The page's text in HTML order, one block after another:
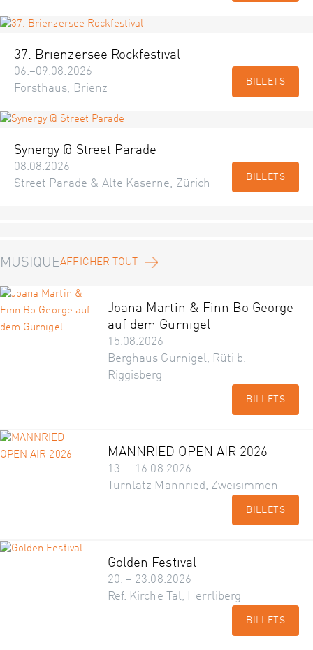
37. Brienzersee Rockfestival
06.–09.08.2026
Forsthaus, Brienz
BILLETS
Synergy @ Street Parade
08.08.2026
Street Parade & Alte Kaserne, Zürich
BILLETS
MUSIQUEAFFICHER TOUT
Joana Martin & Finn Bo George
auf dem Gurnigel
15.08.2026
Berghaus Gurnigel, Rüti b.
Riggisberg
BILLETS
MANNRIED OPEN AIR 2026
13. – 16.08.2026
Turnlatz Mannried, Zweisimmen
BILLETS
Golden Festival
20. – 23.08.2026
Ref. Kirche Tal, Herrliberg
BILLETS